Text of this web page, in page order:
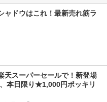
ャドウはこれ！最新売れ筋ラ
天スーパーセールで！新登場
本日限り★1,000円ポッキリ